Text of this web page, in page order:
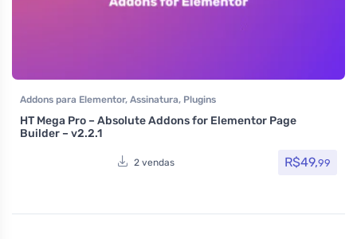
Addons para Elementor, Assinatura, Plugins
HT Mega Pro – Absolute Addons for Elementor Page
Builder – v2.2.1
2 vendas R$49,99